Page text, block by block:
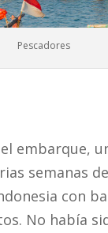
Pescadores
embarque,
semanas
con
No había